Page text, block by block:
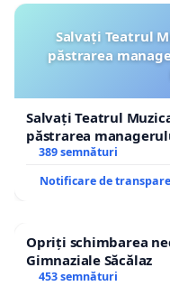
Salvați Teatrul
păstrarea
Salvați Teatrul
păstrarea
ROGOJAN
389 semnături
Notificare de
Opriți schimbarea
Gimnaziale Săcălaz
453 semnături